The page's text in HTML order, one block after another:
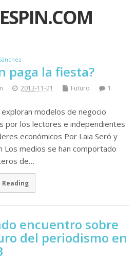
paga la fiesta?
2013-11-21 Futuro
1
modelos de negocio
por los lectores e independientes
económicos Por Laia Seró y
Los medios se han comportado
de…
Reading
encuentro sobre
del periodismo en